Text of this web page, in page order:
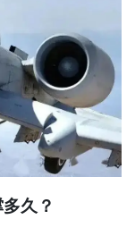
久？